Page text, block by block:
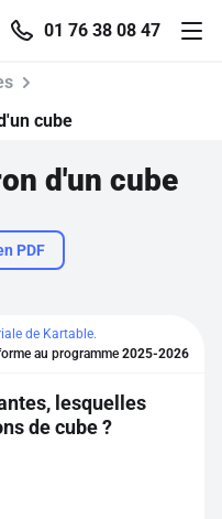
01 76 38 08 47
cube
d'un cube
PDF
de Kartable.
au programme 2025-2026
lesquelles
de cube ?